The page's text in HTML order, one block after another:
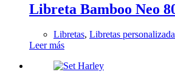
Libreta Bamboo Neo
Libretas, Libretas
Leer más